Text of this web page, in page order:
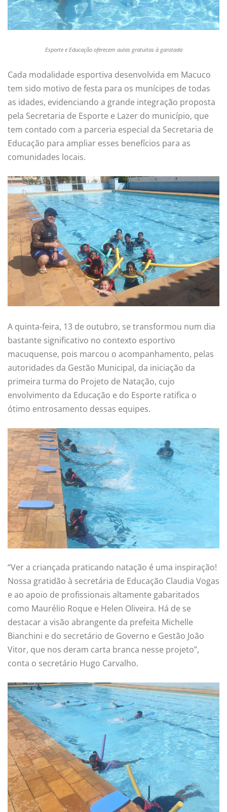
Esporte e Educação oferecem aulas gratuitas à garotada
Cada modalidade esportiva desenvolvida em Macuco
tem sido motivo de festa para os munícipes de todas
as idades, evidenciando a grande integração proposta
pela Secretaria de Esporte e Lazer do município, que
tem contado com a parceria especial da Secretaria de
Educação para ampliar esses benefícios para as
comunidades locais.
A quinta-feira, 13 de outubro, se transformou num dia
bastante significativo no contexto esportivo
macuquense, pois marcou o acompanhamento, pelas
autoridades da Gestão Municipal, da iniciação da
primeira turma do Projeto de Natação, cujo
envolvimento da Educação e do Esporte ratifica o
ótimo entrosamento dessas equipes.
“Ver a criançada praticando natação é uma inspiração!
Nossa gratidão à secretária de Educação Claudia Vogas
e ao apoio de profissionais altamente gabaritados
como Maurélio Roque e Helen Oliveira. Há de se
destacar a visão abrangente da prefeita Michelle
Bianchini e do secretário de Governo e Gestão João
Vitor, que nos deram carta branca nesse projeto”,
conta o secretário Hugo Carvalho.